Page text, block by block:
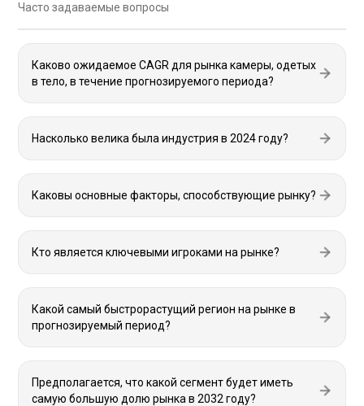
Часто задаваемые вопросы
Каково ожидаемое CAGR для рынка камеры, одетых
в тело, в течение прогнозируемого периода?
Насколько велика была индустрия в 2024 году?
Каковы основные факторы, способствующие рынку?
Кто является ключевыми игроками на рынке?
Какой самый быстрорастущий регион на рынке в
прогнозируемый период?
Предполагается, что какой сегмент будет иметь
самую большую долю рынка в 2032 году?